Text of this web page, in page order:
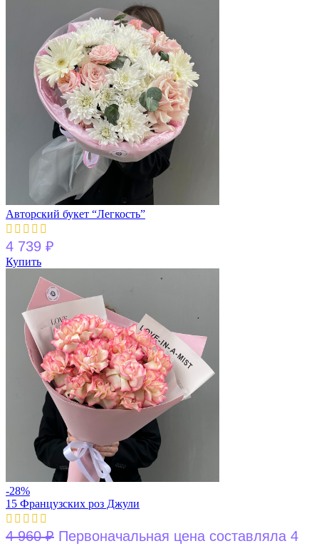
Авторский букет “Легкость”
4 739 ₽
Купить
-28%
15 Французских роз Джули
4 960₽ Первоначальная цена составляла 4